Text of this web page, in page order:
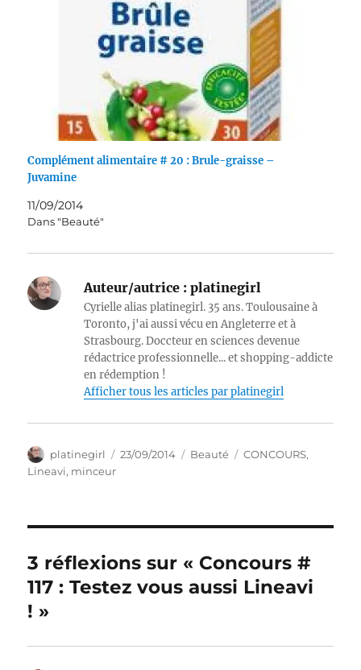
Complément alimentaire # 20 : Brule-graisse –
Juvamine
11/09/2014
Dans "Beauté"
Auteur/autrice : platinegirl
Cyrielle alias platinegirl. 35 ans. Toulousaine à
Toronto, j'ai aussi vécu en Angleterre et à
Strasbourg. Doccteur en sciences devenue
rédactrice professionnelle... et shopping-addicte
en rédemption !
Afficher tous les articles par platinegirl
Auteur
platinegirl
Publié
23/09/2014 Catégories
Beauté Étiquettes
CONCOURS,
Lineavi, minceur
3 réflexions sur « Concours #
117 : Testez vous aussi Lineavi
! »